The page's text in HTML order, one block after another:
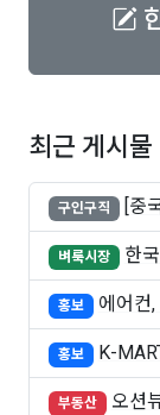
최근 게시물
구인구직
[중
쑤..
벼룩시장 한
홍보 에어컨
홍보
K-
..
부동산 오션